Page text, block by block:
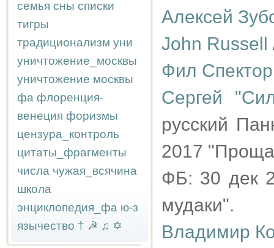
семья сны списки
тигры
традиционализм уни
уничтожение_москвы
уничтожение москвы
фа флоренция-
венеция форизмы
цензура_контроль
цитаты_фрагменты
числа чужая_всячина
школа
энциклопедия_фа ю-з
язычество † ☭ ♫ ✡
Алексей
John Russell
Фил Спектор
Сергей
русский
2017
ФБ: 30 дек
мудаки".
Владимир